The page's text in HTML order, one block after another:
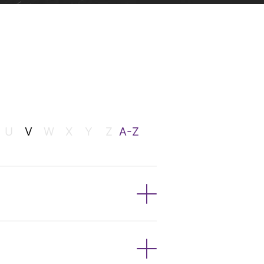
U V W X Y Z A-Z
ou capacitação